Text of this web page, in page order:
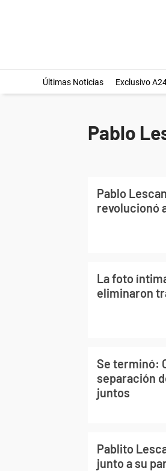
Últimas Noticias Exclusivo
Pablo
Pablo
revolucionó
La foto
eliminaron
Se terminó:
separación
juntos
Pablito
junto a su